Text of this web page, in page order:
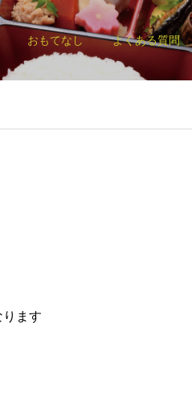
おもてなし よくある質問
ます